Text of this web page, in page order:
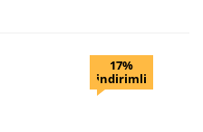
17%
indirimli